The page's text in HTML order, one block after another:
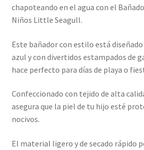
chapoteando en el agua con el
Niños Little Seagull.
Este bañador con estilo está
azul y con divertidos estampados de
hace perfecto para días de playa o
Confeccionado con tejido de alta
asegura que la piel de tu hijo esté
nocivos.
El material ligero y de secado rápido